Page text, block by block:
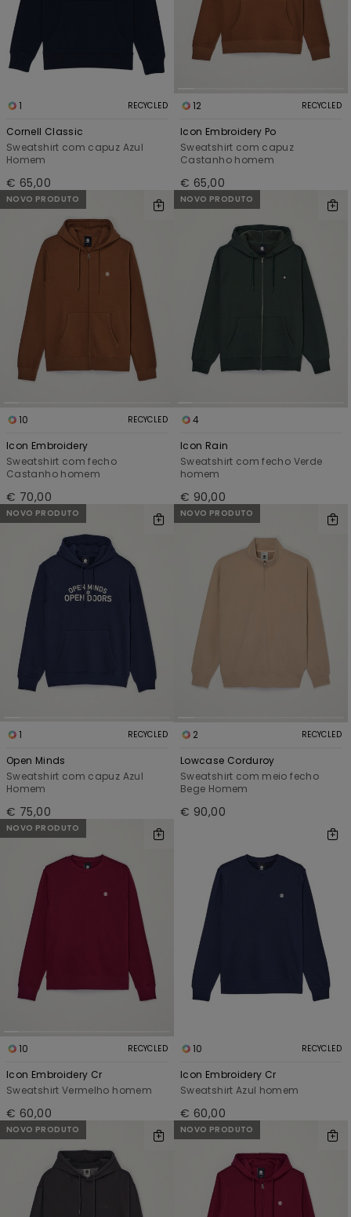
1 RECYCLED
Cornell Classic
Sweatshirt com capuz Azul
Homem
€ 65,00
12 RECYCLED
Icon Embroidery Po
Sweatshirt com capuz
Castanho homem
€ 65,00
NOVO PRODUTO
10 RECYCLED
Icon Embroidery
Sweatshirt com fecho
Castanho homem
€ 70,00
NOVO PRODUTO
4
Icon Rain
Sweatshirt com fecho Verde
homem
€ 90,00
NOVO PRODUTO
1 RECYCLED
Open Minds
Sweatshirt com capuz Azul
Homem
€ 75,00
NOVO PRODUTO
2 RECYCLED
Lowcase Corduroy
Sweatshirt com meio fecho
Bege Homem
€ 90,00
NOVO PRODUTO
10 RECYCLED
Icon Embroidery Cr
Sweatshirt Vermelho homem
€ 60,00
10 RECYCLED
Icon Embroidery Cr
Sweatshirt Azul homem
€ 60,00
NOVO PRODUTO NOVO PRODUTO